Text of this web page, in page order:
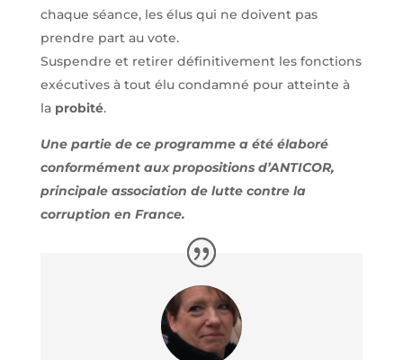
chaque séance, les élus qui ne doivent pas
prendre part au vote.
Suspendre et retirer définitivement les fonctions
exécutives à tout élu condamné pour atteinte à
la probité.
Une partie de ce programme a été élaboré
conformément aux propositions d’ANTICOR,
principale association de lutte contre la
corruption en France.